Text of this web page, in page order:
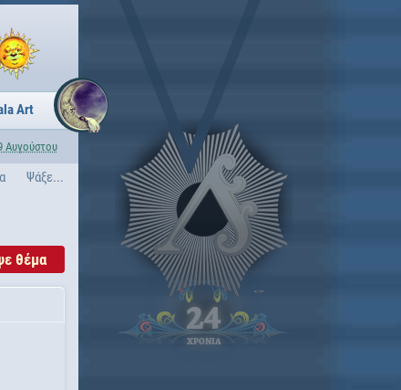
Art
Αυγούστου
Ψάξε...
θέμα
24
ΧΡΟΝΙΑ